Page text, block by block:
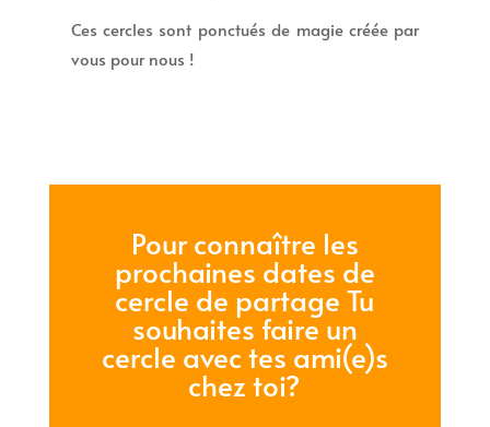
Ces cercles sont ponctués de magie créée par
vous pour nous !
Pour connaître les
prochaines dates de
cercle de partage Tu
souhaites faire un
cercle avec tes ami(e)s
chez toi?